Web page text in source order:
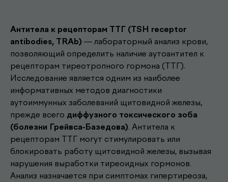
Антитела к рецепторам ТТГ (TSH receptor
antibodies, TRAb) — лабораторный анализ крови,
позволяющий определить наличие аутоантител к
рецепторам тиреотропного гормона (ТТГ).
Исследование является одним из наиболее
информативных методов диагностики
аутоиммунных заболеваний щитовидной железы,
прежде всего диффузного токсического зоба
(болезни Грейвса-Базедова). Антитела к
рецепторам ТТГ могут стимулировать или
блокировать работу щитовидной железы, вызывая
нарушения выработки тиреоидных гормонов.
Анализ назначается при симптомах гипертиреоза,